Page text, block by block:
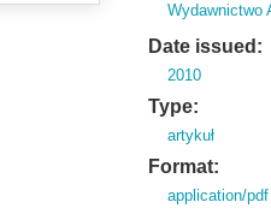
Wydawnictwo
Date issued:
2010
Type:
artykuł
Format:
application/pdf